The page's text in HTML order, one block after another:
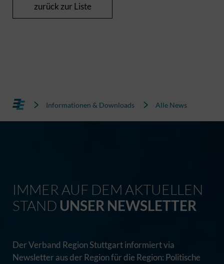
zurück zur Liste
Informationen & Downloads Alle News
IMMER AUF DEM AKTUELLEN
STAND UNSER NEWSLETTER
Der Verband Region Stuttgart informiert via
Newsletter aus der Region für die Region: Politische